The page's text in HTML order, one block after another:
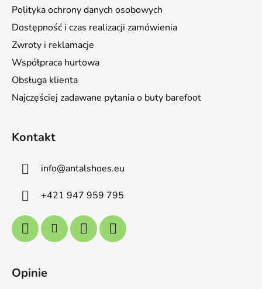
Polityka ochrony danych osobowych
Dostępność i czas realizacji zamówienia
Zwroty i reklamacje
Współpraca hurtowa
Obsługa klienta
Najczęściej zadawane pytania o buty barefoot
Kontakt
info@antalshoes.eu
+421 947 959 795
Opinie